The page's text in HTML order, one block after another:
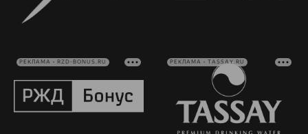
РЕКЛАМА • RZD-BONUS.RU РЕКЛАМА • TASSAY.RU